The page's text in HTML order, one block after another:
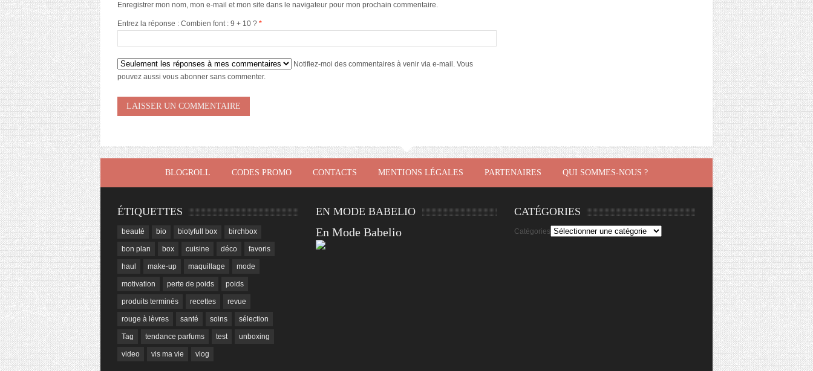
Enregistrer mon nom, mon e-mail et mon site dans le navigateur pour mon prochain commentaire.
Entrez la réponse : Combien font : 9 + 10 ? *
Notifiez-moi des commentaires à venir via e-mail. Vous
pouvez aussi vous abonner sans commenter.
BLOGROLL CODES PROMO CONTACTS MENTIONS LÉGALES PARTENAIRES QUI SOMMES-NOUS ?
ÉTIQUETTES
beauté bio biotyfull box birchbox
bon plan box cuisine déco favoris
haul make-up maquillage mode
motivation perte de poids poids
produits terminés recettes revue
rouge à lèvres santé soins sélection
Tag tendance parfums test unboxing
video vis ma vie vlog
EN MODE BABELIO
En Mode Babelio
CATÉGORIES
Catégories